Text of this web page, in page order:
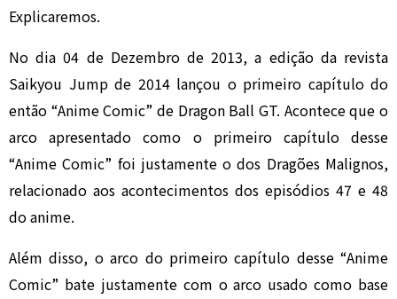
Explicaremos.
No dia 04 de Dezembro de 2013, a edição da revista
Saikyou Jump de 2014 lançou o primeiro capítulo do
então “Anime Comic” de Dragon Ball GT. Acontece que o
arco apresentado como o primeiro capítulo desse
“Anime Comic” foi justamente o dos Dragões Malignos,
relacionado aos acontecimentos dos episódios 47 e 48
do anime.
Além disso, o arco do primeiro capítulo desse “Anime
Comic” bate justamente com o arco usado como base